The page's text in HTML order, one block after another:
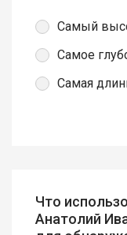
Самый
Самое
Самая
Что
Анатолий